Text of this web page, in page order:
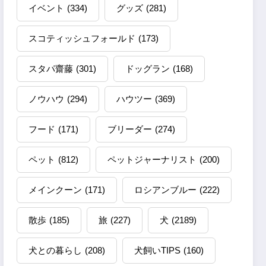
イベント (334) グッズ (281)
スコティッシュフォールド (173)
スタパ齋藤 (301) ドッグラン (168)
ノウハウ (294) ハウツー (369)
フード (171) ブリーダー (274)
ペット (812) ペットジャーナリスト (200)
メインクーン (171) ロシアンブルー (222)
散歩 (185) 旅 (227) 犬 (2189)
犬との暮らし (208) 犬飼いTIPS (160)